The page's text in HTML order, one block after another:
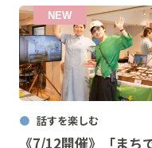
話すを楽しむ
《7/12開催》「まち